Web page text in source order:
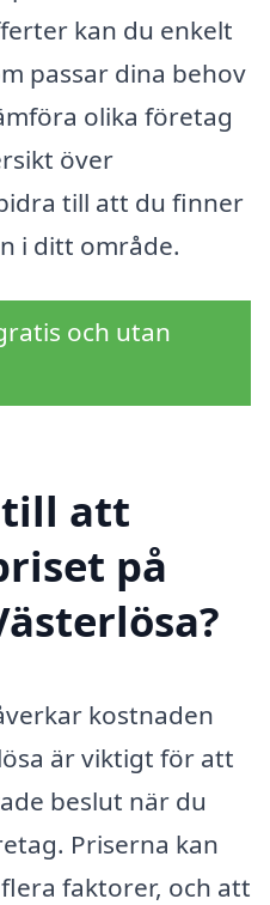
kan du enkelt
passar dina behov
olika företag
över
till att du finner
i ditt område.
och utan
till att
på
kostnaden
är viktigt för att
beslut när du
Priserna kan
faktorer, och att